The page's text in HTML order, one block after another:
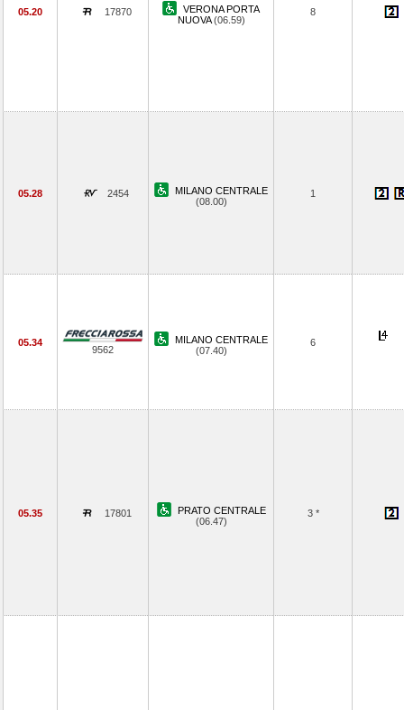
05.20 17870
VERONA PORTA
NUOVA(06.59)
8
05.28 2454
MILANO CENTRALE
(08.00)
1
05.34
9562
MILANO CENTRALE
(07.40)
6
05.35 17801
PRATO CENTRALE
(06.47)
3 *